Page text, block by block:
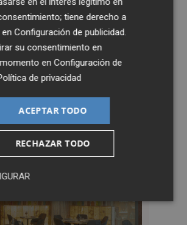
tiene derecho a
enConfiguración de publicidad.
su consentimiento en
enConfiguración de
de privacidad
ACEPTAR TODO
RECHAZAR TODO